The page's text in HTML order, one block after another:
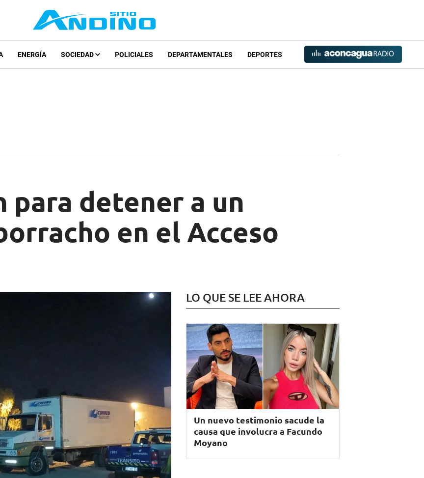
ENERGÍA SOCIEDAD POLICIALES DEPARTAMENTALES DEPORTES
para detener a un
en el Acceso
LO QUE SE LEE AHORA
Un nuevo testimonio sacude la
causa que involucra a Facundo
Moyano